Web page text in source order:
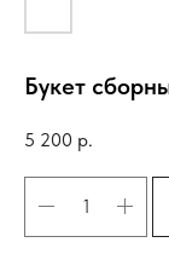
Букет
5 200 р.